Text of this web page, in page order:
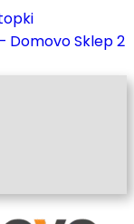
Domovo Sklep 2